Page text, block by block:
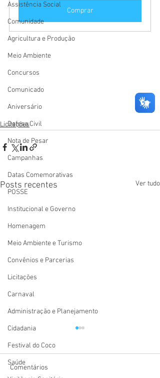
Assistência Social
Comunidade
Agricultura e Produção
Meio Ambiente
Concursos
Comunicado
Aniversário
Defesa Civil
Nota de Pesar
Campanhas
Datas Comemorativas
POSSE
Institucional e Governo
Homenagem
Meio Ambiente e Turismo
Convênios e Parcerias
Licitações
Carnaval
Administração e Planejamento
Cidadania
Festival do Coco
Saúde
Comprar
Licitações
Posts recentes Ver tudo
Comentários